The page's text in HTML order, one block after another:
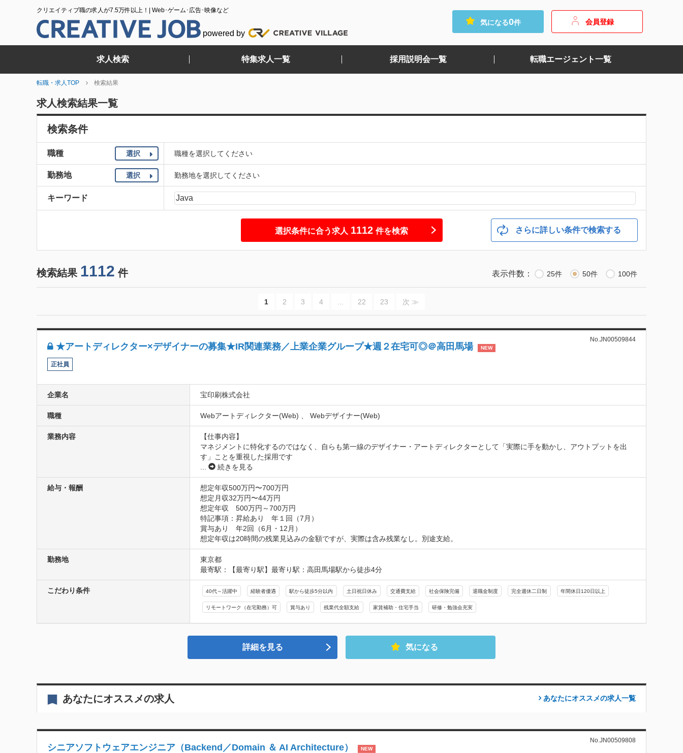
クリエイティブ職の求人が7.5万件以上！| Web･ゲーム･広告･映像など
powered by
気になる0件 会員登録
求人検索 特集求人一覧 採用説明会一覧 転職エージェント一覧
転職・求人TOP 検索結果
求人検索結果一覧
検索条件
職種 選択 職種を選択してください
勤務地 選択 勤務地を選択してください
キーワード
さらに詳しい条件で検索する
選択条件に合う求人 1112 件を検索
検索結果 1112 件 表示件数： 25件 50件 100件
1 2 3 4 22 23 次 ≫
★アートディレクター×デザイナーの募集★IR関連業務／上業企業グループ★週２在宅可◎＠高田馬場
No.JN00509844
NEW
正社員
企業名 宝印刷株式会社
職種 Webアートディレクター(Web) 、 Webデザイナー(Web)
業務内容
【仕事内容】
マネジメントに特化するのではなく、自らも第一線のデザイナー・アートディレクターとして「実際に手を動かし、アウトプットを出
す」ことを重視した採用です
続きを見る
給与・報酬
想定年収500万円〜700万円
想定月収32万円〜44万円
想定年収　500万円～700万円
特記事項：昇給あり　年１回（7月）
賞与あり　年2回（6月・12月）
想定年収は20時間の残業見込みの金額ですが、実際は含み残業なし。別途支給。
勤務地
東京都
最寄駅：【最寄り駅】最寄り駅：高田馬場駅から徒歩4分
こだわり条件 40代～活躍中 経験者優遇 駅から徒歩5分以内 土日祝日休み 交通費支給 社会保険完備 退職金制度 完全週休二日制 年間休日120日以上
リモートワーク（在宅勤務）可 賞与あり 残業代全額支給 家賃補助・住宅手当 研修・勉強会充実
詳細を見る 気になる
あなたにオススメの求人 あなたにオススメの求人一覧
シニアソフトウェアエンジニア（Backend／Domain ＆ AI Architecture）
No.JN00509808
NEW